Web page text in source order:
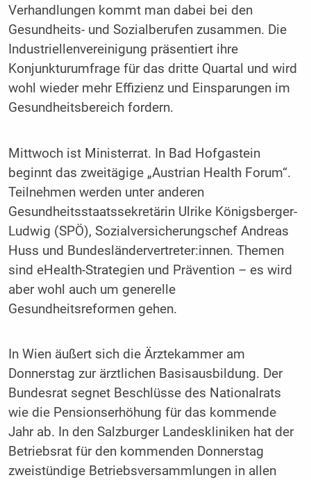
Verhandlungen kommt man dabei bei den
Gesundheits- und Sozialberufen zusammen. Die
Industriellenvereinigung präsentiert ihre
Konjunkturumfrage für das dritte Quartal und wird
wohl wieder mehr Effizienz und Einsparungen im
Gesundheitsbereich fordern.
Mittwoch ist Ministerrat. In Bad Hofgastein
beginnt das zweitägige „Austrian Health Forum“.
Teilnehmen werden unter anderen
Gesundheitsstaatssekretärin Ulrike Königsberger-
Ludwig (SPÖ), Sozialversicherungschef Andreas
Huss und Bundesländervertreter:innen. Themen
sind eHealth-Strategien und Prävention – es wird
aber wohl auch um generelle
Gesundheitsreformen gehen.
In Wien äußert sich die Ärztekammer am
Donnerstag zur ärztlichen Basisausbildung. Der
Bundesrat segnet Beschlüsse des Nationalrats
wie die Pensionserhöhung für das kommende
Jahr ab. In den Salzburger Landeskliniken hat der
Betriebsrat für den kommenden Donnerstag
zweistündige Betriebsversammlungen in allen